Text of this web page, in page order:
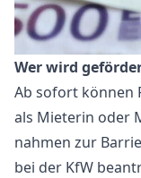
Wer wird
Ab sofort können
als Mieterin oder
nahmen zur
bei der KfW